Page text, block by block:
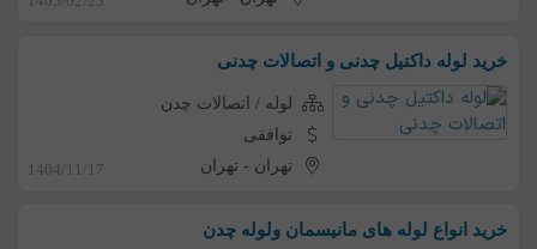
خرید لوله داکتیل چدنی و اتصالات چدنی
لوله / اتصالات چدن
توافقی
تهران -تهران 1404/11/17
خرید انواع لوله های مانیسمان ولوله چدن